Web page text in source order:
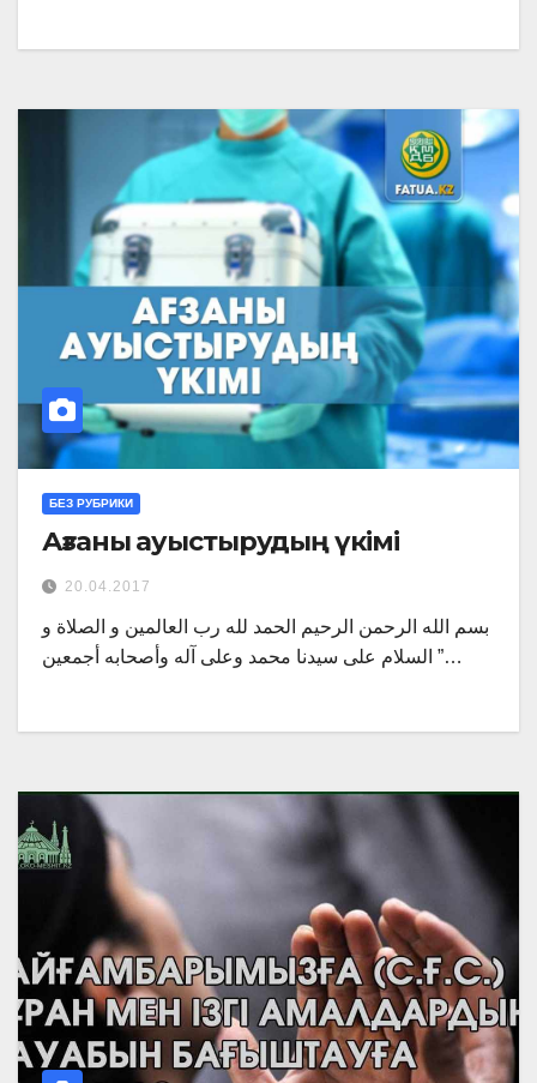
БЕЗ РУБРИКИ
Ағзаны ауыстырудың үкімі
20.04.2017
بسم الله الرحمن الرحيم الحمد لله رب العالمين و الصلاة و
السلام على سيدنا محمد وعلى آله وأصحابه أجمعين ”…